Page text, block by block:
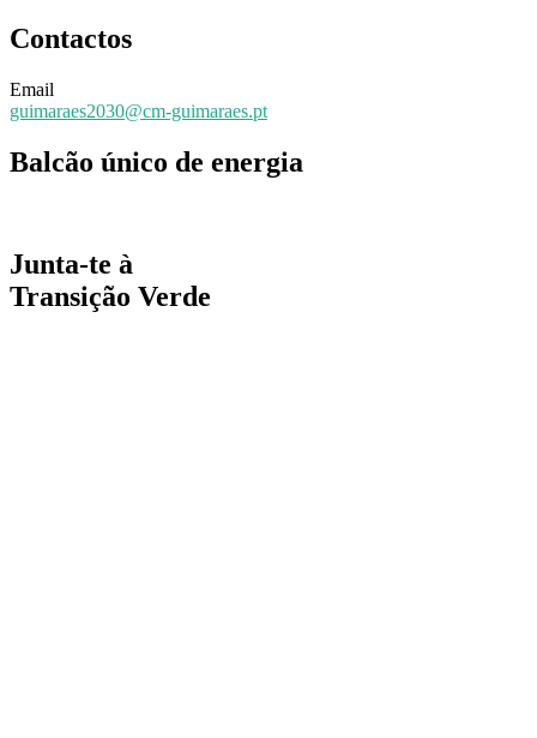
Contactos
Email
guimaraes2030@cm-guimaraes.pt
Balcão único de energia
Junta-te à
Transição Verde